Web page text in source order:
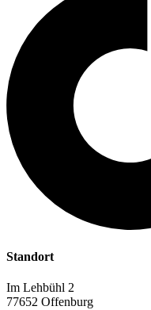
Standort
Im Lehbühl 2
77652 Offenburg